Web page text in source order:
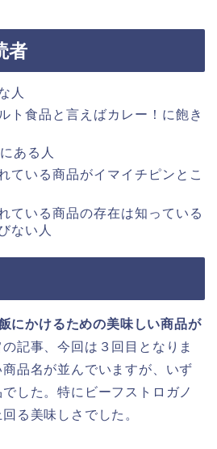
者
人
ト食品と言えばカレー！に飽き
ある人
ている商品がイマイチピンとこ
ている商品の存在は知っている
ない人
にかけるための美味しい商品が
記事、今回は３回目となりま
品名が並んでいますが、いず
した。特にビーフストロガノ
る美味しさでした。